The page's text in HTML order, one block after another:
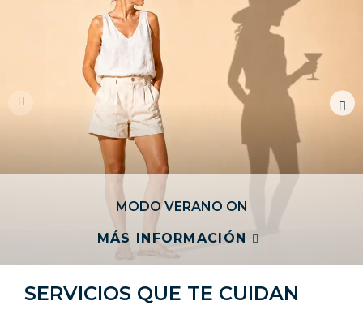
MODO VERANO ON
MÁS INFORMACIÓN
SERVICIOS QUE TE CUIDAN​